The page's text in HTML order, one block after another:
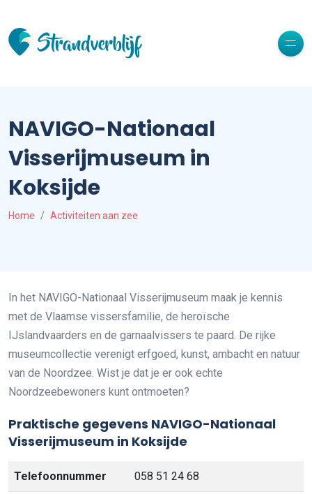
NAVIGO-Nationaal
Visserijmuseum in
Koksijde
Home Activiteiten aan zee
In het NAVIGO-Nationaal Visserijmuseum maak je kennis
met de Vlaamse vissersfamilie, de heroïsche
IJslandvaarders en de garnaalvissers te paard. De rijke
museumcollectie verenigt erfgoed, kunst, ambacht en natuur
van de Noordzee. Wist je dat je er ook echte
Noordzeebewoners kunt ontmoeten?
Praktische gegevens NAVIGO-Nationaal
Visserijmuseum in Koksijde
Telefoonnummer 058 51 24 68